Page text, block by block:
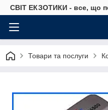
СВІТ ЕКЗОТИКИ - все, що
Товари та послуги